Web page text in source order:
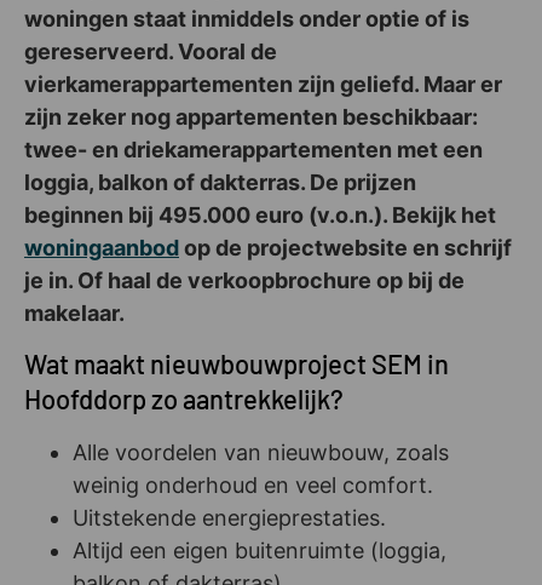
woningen staat inmiddels onder optie of is
gereserveerd. Vooral de
vierkamerappartementen zijn geliefd. Maar er
zijn zeker nog appartementen beschikbaar:
twee- en driekamerappartementen met een
loggia, balkon of dakterras. De prijzen
beginnen bij 495.000 euro (v.o.n.). Bekijk het
woningaanbodop de projectwebsite en schrijf
je in. Of haal de verkoopbrochure op bij de
makelaar.
Wat maakt nieuwbouwproject SEM in
Hoofddorp zo aantrekkelijk?
Alle voordelen van nieuwbouw, zoals
weinig onderhoud en veel comfort.
Uitstekende energieprestaties.
Altijd een eigen buitenruimte (loggia,